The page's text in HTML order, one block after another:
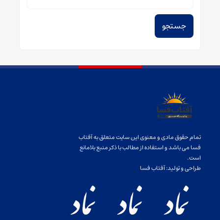
تمام حقوق مادی و معنوی این سایت متعلق به آفتاب
فسا می باشد و استفاده از مطالب با ذکر منبع بلامانع
است.
طراحی و تولید:آفتاب فسا